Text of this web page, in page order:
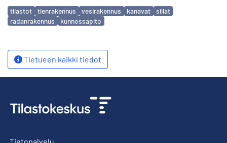
Avainsanat
tilastot tienrakennus vesirakennus kanavat
sillat
radanrakennus
kunnossapito
Tietueen kaikki tiedot